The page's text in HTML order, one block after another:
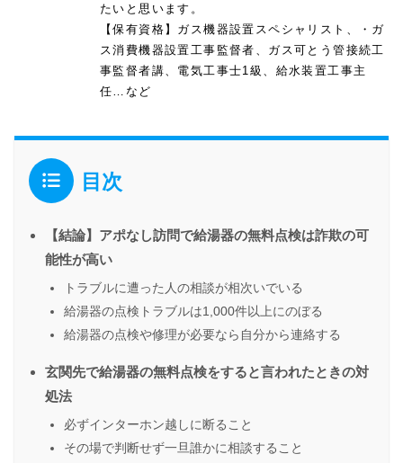
たいと思います。
【保有資格】ガス機器設置スペシャリスト、・ガ
ス消費機器設置工事監督者、ガス可とう管接続工
事監督者講、電気工事士1級、給水装置工事主
任…など
目次
【結論】アポなし訪問で給湯器の無料点検は詐欺の可
能性が高い
トラブルに遭った人の相談が相次いでいる
給湯器の点検トラブルは1,000件以上にのぼる
給湯器の点検や修理が必要なら自分から連絡する
玄関先で給湯器の無料点検をすると言われたときの対
処法
必ずインターホン越しに断ること
その場で判断せず一旦誰かに相談すること